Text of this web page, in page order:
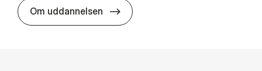
Om uddannelsen HA i mar­keds- og kul­tu­r­a­na­ly­se